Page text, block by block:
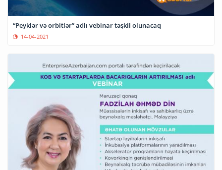
“Peyklər və orbitlər” adlı vebinar təşkil olunacaq
14-04-2021